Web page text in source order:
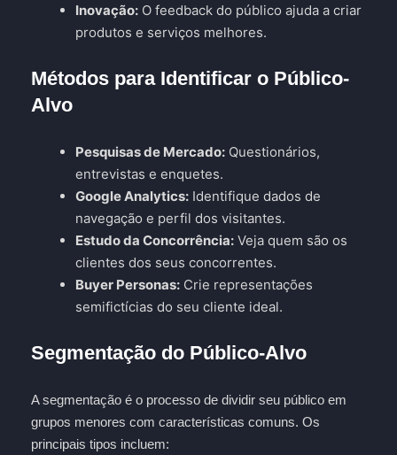
Inovação: O feedback do público ajuda a criar
produtos e serviços melhores.
Métodos para Identificar o Público-
Alvo
Pesquisas de Mercado: Questionários,
entrevistas e enquetes.
Google Analytics: Identifique dados de
navegação e perfil dos visitantes.
Estudo da Concorrência: Veja quem são os
clientes dos seus concorrentes.
Buyer Personas: Crie representações
semifictícias do seu cliente ideal.
Segmentação do Público-Alvo
A segmentação é o processo de dividir seu público em
grupos menores com características comuns. Os
principais tipos incluem: